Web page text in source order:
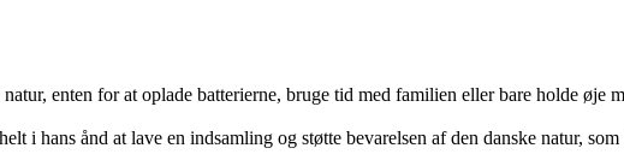
enten for at oplade batterierne, bruge tid med familien eller bare holde øje
i hans ånd at lave en indsamling og støtte bevarelsen af den danske natur,